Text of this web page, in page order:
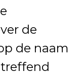
de
de naam
treffend